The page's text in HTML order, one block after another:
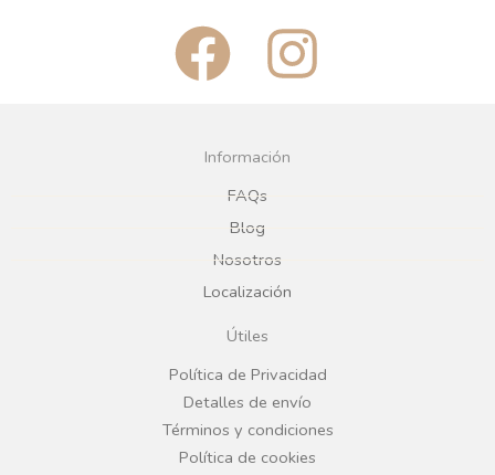
F
a
c
e
b
o
o
k
I
n
g
r
a
Información
FAQs
Blog
Nosotros
Localización
Útiles
Política de Privacidad
Detalles de envío
Términos y condiciones
Política de cookies